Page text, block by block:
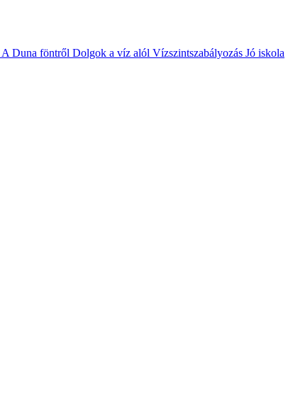
A Duna föntről Dolgok a víz alól Vízszintszabályozás Jó iskola